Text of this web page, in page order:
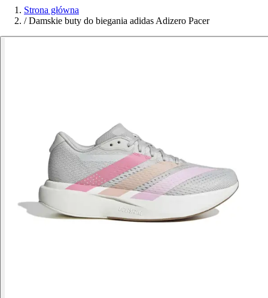
Strona główna
/ Damskie buty do biegania adidas Adizero Pacer